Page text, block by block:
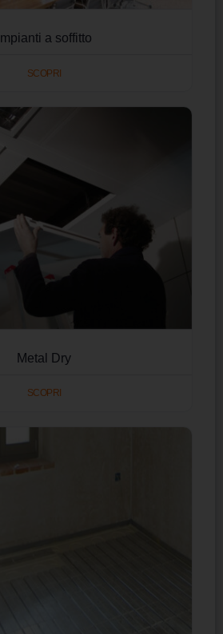
Impianti a soffitto
SCOPRI
Metal Dry
SCOPRI